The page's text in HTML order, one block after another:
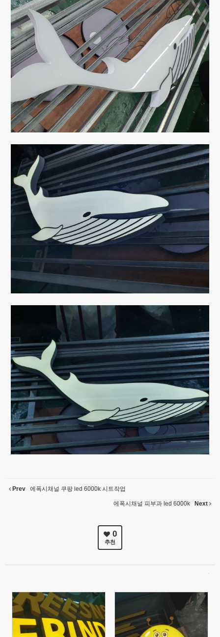
Prev 에폭시채널 쿠팡 led 6000k 시트작업
에폭시채널 피부과 led 6000k Next
0
추천
648 2028